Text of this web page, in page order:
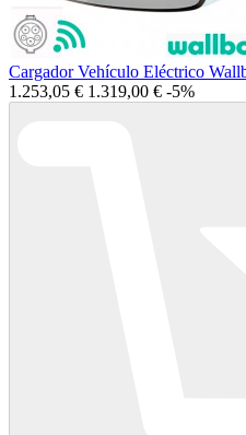
Cargador Vehículo Eléctrico
1.253,05 € 1.319,00 € -5%